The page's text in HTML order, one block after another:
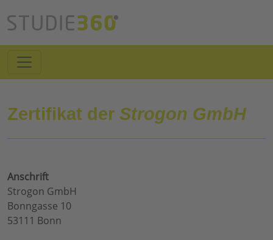
Zertifikat der Strogon GmbH
Anschrift
Strogon GmbH
Bonngasse 10
53111 Bonn